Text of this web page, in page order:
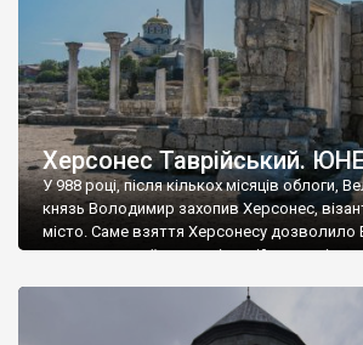
Херсонес Таврійський.
У 988 році, після кількох місяців облоги,
князь Володимир захопив Херсонес,
місто. Саме взяття Херсонесу
диктувати свої умови візантійському
Херсонесі Володимир-язичник, став
А потім було Хрещення Русі. На честь